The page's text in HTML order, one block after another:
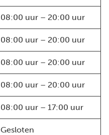
08:00 uur – 20:00 uur
08:00 uur – 20:00 uur
08:00 uur – 20:00 uur
08:00 uur – 20:00 uur
08:00 uur – 17:00 uur
Gesloten